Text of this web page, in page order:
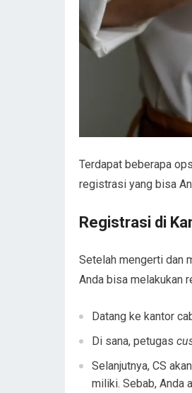
Terdapat beberapa
registrasi yang bisa
Registrasi di
Setelah mengerti dan
Anda bisa melakukan
Datang ke kantor
Di sana, petugas
Selanjutnya, CS
miliki. Sebab, Anda